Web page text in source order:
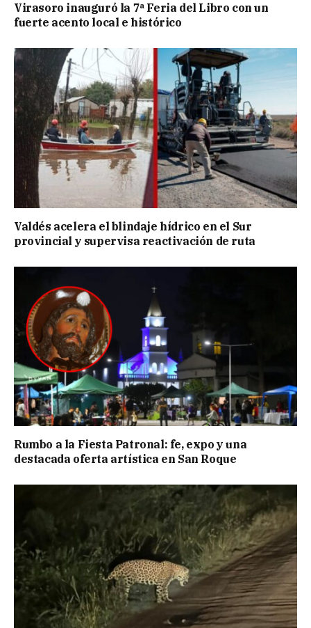
Virasoro inauguró la 7ª Feria del Libro con un
fuerte acento local e histórico
Valdés acelera el blindaje hídrico en el Sur
provincial y supervisa reactivación de ruta
Rumbo a la Fiesta Patronal: fe, expo y una
destacada oferta artística en San Roque